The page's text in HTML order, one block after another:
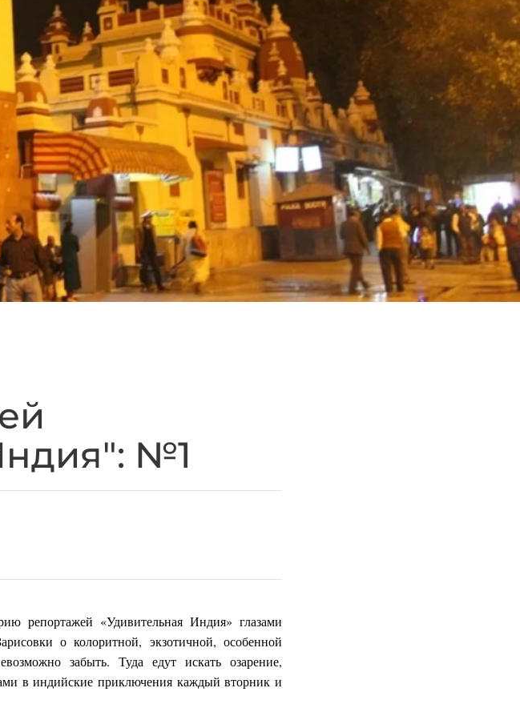
№1
репортажей «Удивительная Индия» глазами
о колоритной, экзотичной, особенной
забыть. Туда едут искать озарение,
в индийские приключения каждый вторник и